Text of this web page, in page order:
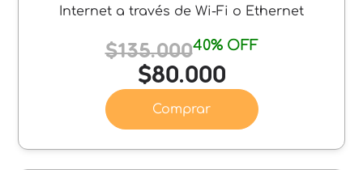
Internet a través de Wi-Fi o Ethernet
$135.00040% OFF
$80.000
Comprar